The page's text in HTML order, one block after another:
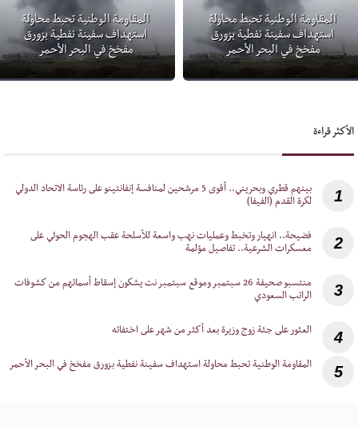
المقاومة الوطنية تحبط محاولة
استهداف سفينة نفطية بزورق
مفخخ في البحر الأحمر
المقاومة الوطنية تحبط محاولة
استهداف سفينة نفطية بزورق
مفخخ في البحر الأحمر
الأكثر قراءة
1
‎بينهم قطري وبحريني.. أقوى 5 مرشحين لمنافسة إنفانتينو على رئاسة الاتحاد الدولي
لكرة القدم (الفيفا)
2
‎فضيحة.. انهيار وتخبط وعمليات نهب واسعة للأسلحة عقب الهجوم الحوثي على
معسكرات الشرعية.. تفاصيل مؤلمة
3
‎منتسبو صحيفة 26 سبتمبر وموقع سبتمبر نت يشكون إسقاط أسمائهم من كشوفات
الراتب السعودي
4
5